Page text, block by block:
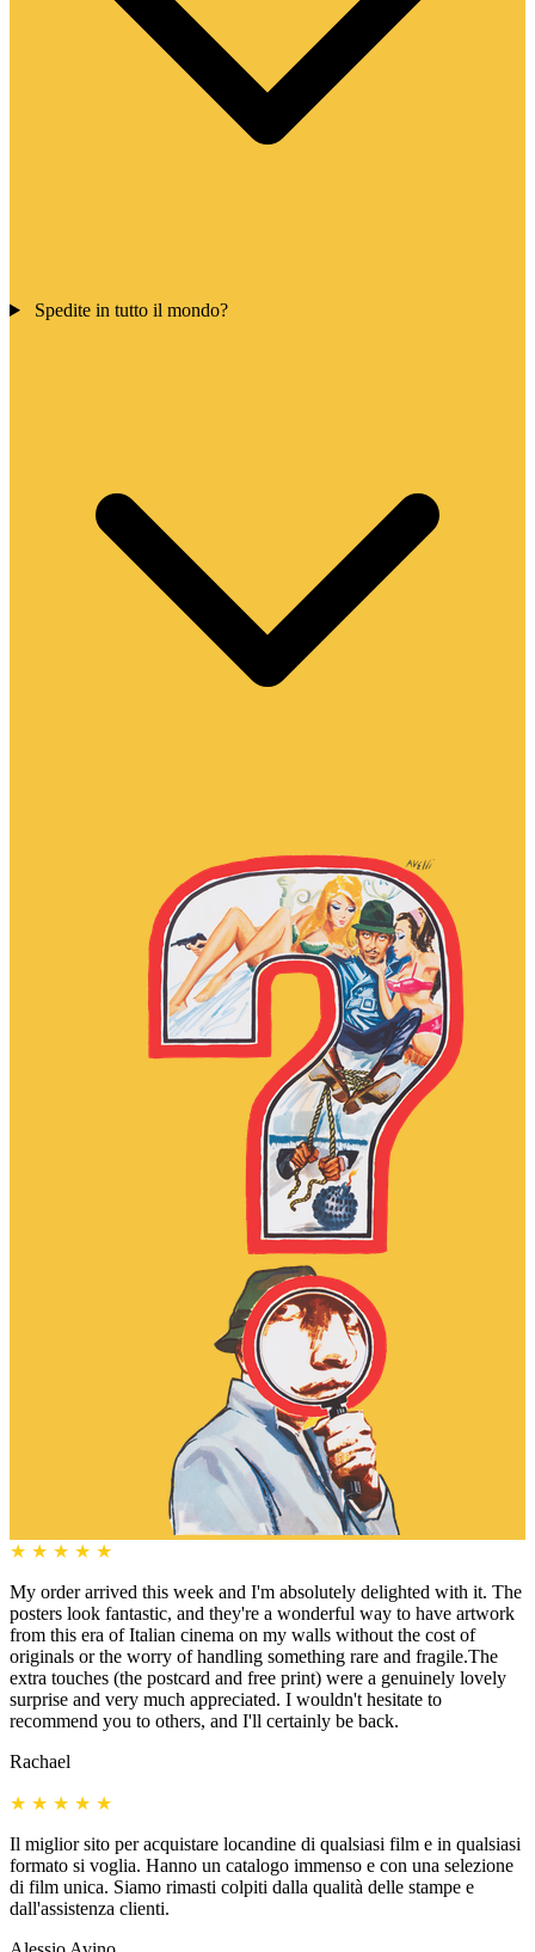
Spedite in tutto il mondo?
★ ★ ★ ★ ★
My order arrived this week and I'm absolutely delighted with it. The
posters look fantastic, and they're a wonderful way to have artwork
from this era of Italian cinema on my walls without the cost of
originals or the worry of handling something rare and fragile.The
extra touches (the postcard and free print) were a genuinely lovely
surprise and very much appreciated. I wouldn't hesitate to
recommend you to others, and I'll certainly be back.
Rachael
★ ★ ★ ★ ★
Il miglior sito per acquistare locandine di qualsiasi film e in qualsiasi
formato si voglia. Hanno un catalogo immenso e con una selezione
di film unica. Siamo rimasti colpiti dalla qualità delle stampe e
dall'assistenza clienti.